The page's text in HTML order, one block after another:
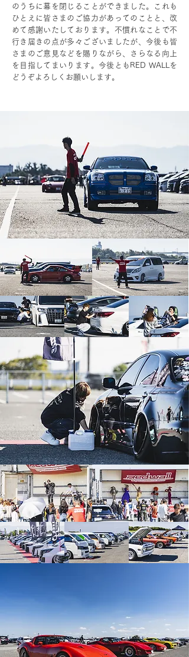
のうちに幕を閉じることができました。これも
ひとえに皆さまのご協力があってのことと、改
めて感謝いたしております。不慣れなことで不
行き届きの点が多々ございましたが、今後も皆
さまのご意見などを賜りながら、さらなる向上
を目指してまいります。今後ともRED WALLを
どうぞよろしくお願いします。